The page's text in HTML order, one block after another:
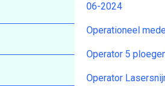
06-2024
Operationeel
Operator 5
Operator